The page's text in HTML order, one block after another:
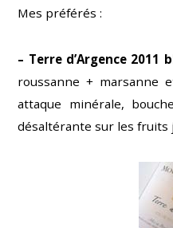
Mes préférés :
– Terre d’Argence 2011
roussanne + marsanne
attaque minérale,
désaltérante sur les fruits